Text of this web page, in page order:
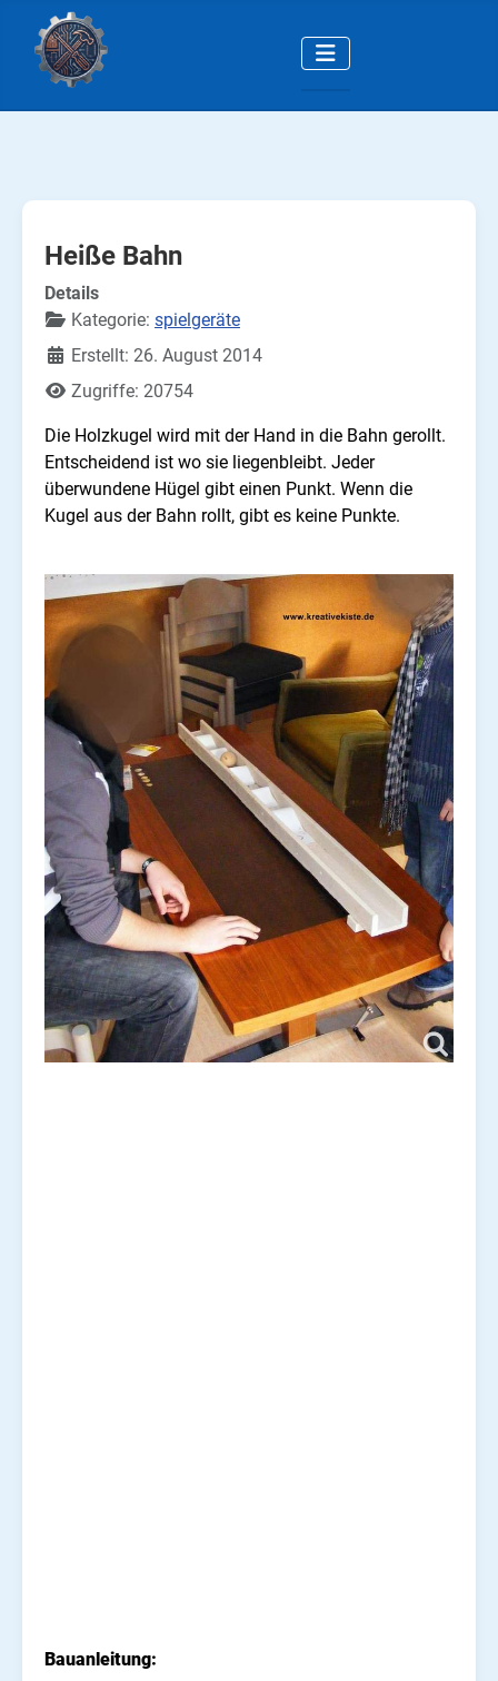
Heiße Bahn
Details
Kategorie: spielgeräte
Erstellt: 26. August 2014
Zugriffe: 20754
Die Holzkugel wird mit der Hand in die Bahn gerollt.
Entscheidend ist wo sie liegenbleibt. Jeder
überwundene Hügel gibt einen Punkt. Wenn die
Kugel aus der Bahn rollt, gibt es keine Punkte.
Bauanleitung: